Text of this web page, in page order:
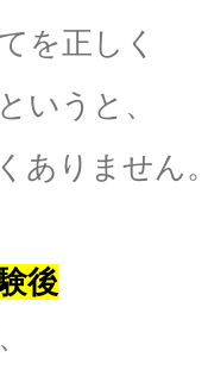
を正しく
いうと、
ありません。
後